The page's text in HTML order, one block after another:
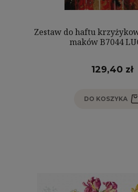
Zestaw do haftu
maków B7044
129,40 zł
DO KOSZYKA